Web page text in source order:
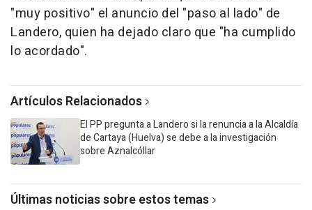
"muy positivo" el anuncio del "paso al lado" de
Landero, quien ha dejado claro que "ha cumplido
lo acordado".
Artículos Relacionados
El PP pregunta a Landero si la renuncia a la Alcaldía
de Cartaya (Huelva) se debe a la investigación
sobre Aznalcóllar
Últimas noticias sobre estos temas